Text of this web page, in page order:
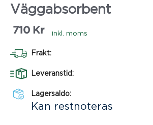
Väggabsorbent
710 Kr inkl. moms
Frakt:
Leveranstid:
Lagersaldo:
Kan restnoteras